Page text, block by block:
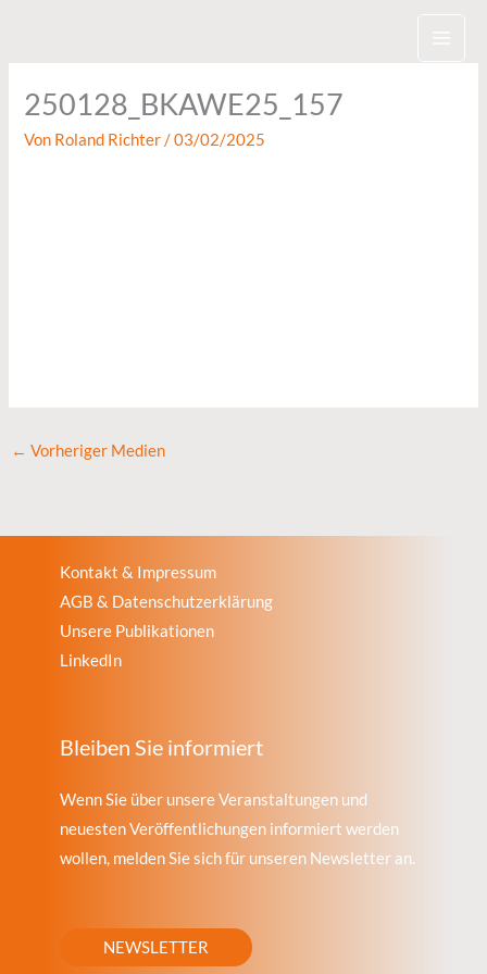
250128_BKAWE25_157
Von Roland Richter/03/02/2025
← Vorheriger Medien
Kontakt & Impressum
AGB & Datenschutzerklärung
Unsere Publikationen
LinkedIn
Bleiben Sie informiert
Wenn Sie über unsere Veranstaltungen und
neuesten Veröffentlichungen informiert werden
wollen, melden Sie sich für unseren Newsletter an.
NEWSLETTER